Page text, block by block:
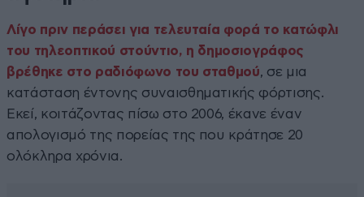
Λίγο πριν περάσει για τελευταία φορά το κατώφλι
του τηλεοπτικού στούντιο, η δημοσιογράφος
βρέθηκε στο ραδιόφωνο του σταθμού, σε μια
κατάσταση έντονης συναισθηματικής φόρτισης.
Εκεί, κοιτάζοντας πίσω στο 2006, έκανε έναν
απολογισμό της πορείας της που κράτησε 20
ολόκληρα χρόνια.